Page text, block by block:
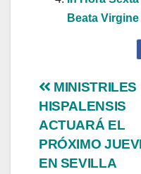
Beata
de
entradas
MINISTRILES
HISPALENSIS
ACTUARÁ EL
PRÓXIMO
EN SEVILLA